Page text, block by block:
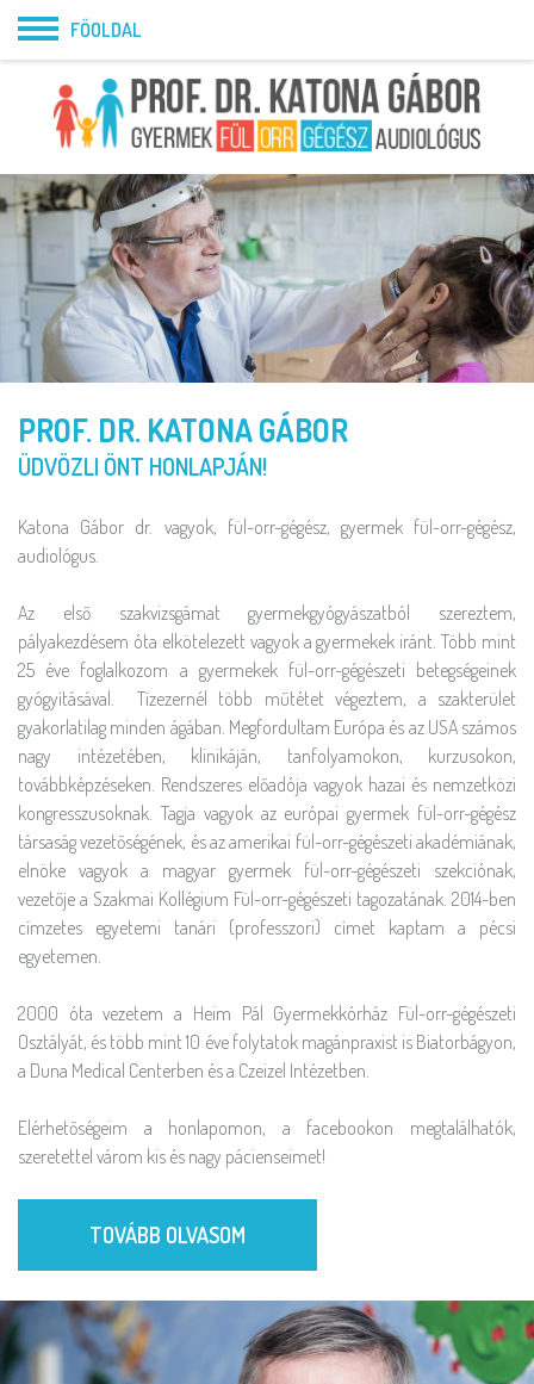
FŐOLDAL
PROF. DR. KATONA GÁBOR
ÜDVÖZLI ÖNT HONLAPJÁN!
Katona Gábor dr. vagyok, fül-orr-gégész, gyermek fül-orr-gégész,
audiológus.
Az első szakvizsgámat gyermekgyógyászatból szereztem,
pályakezdésem óta elkötelezett vagyok a gyermekek iránt. Több mint
25 éve foglalkozom a gyermekek fül-orr-gégészeti betegségeinek
gyógyításával. Tízezernél több műtétet végeztem, a szakterület
gyakorlatilag minden ágában. Megfordultam Európa és az USA számos
nagy intézetében, klinikáján, tanfolyamokon, kurzusokon,
továbbképzéseken. Rendszeres előadója vagyok hazai és nemzetközi
kongresszusoknak. Tagja vagyok az európai gyermek fül-orr-gégész
társaság vezetőségének, és az amerikai fül-orr-gégészeti akadémiának,
elnöke vagyok a magyar gyermek fül-orr-gégészeti szekciónak,
vezetője a Szakmai Kollégium Fül-orr-gégészeti tagozatának. 2014-ben
címzetes egyetemi tanári (professzori) címet kaptam a pécsi
egyetemen.
2000 óta vezetem a Heim Pál Gyermekkórház Fül-orr-gégészeti
Osztályát, és több mint 10 éve folytatok magánpraxist is Biatorbágyon,
a Duna Medical Centerben és a Czeizel Intézetben.
Elérhetőségeim a honlapomon, a facebookon megtalálhatók,
szeretettel várom kis és nagy pácienseimet!
TOVÁBB OLVASOM